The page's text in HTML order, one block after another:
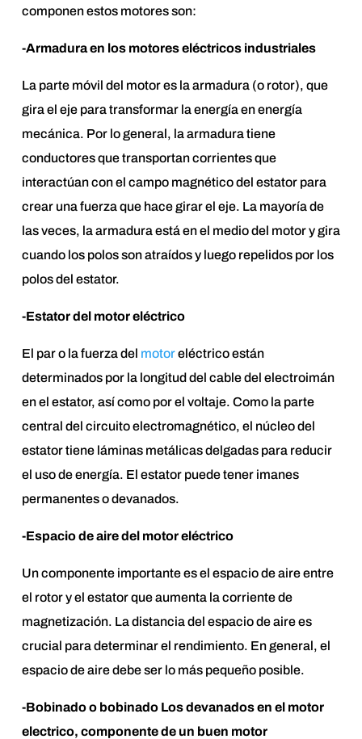
componen estos motores son:
-Armadura en los motores eléctricos industriales
La parte móvil del motor es la armadura (o rotor), que
gira el eje para transformar la energía en energía
mecánica. Por lo general, la armadura tiene
conductores que transportan corrientes que
interactúan con el campo magnético del estator para
crear una fuerza que hace girar el eje. La mayoría de
las veces, la armadura está en el medio del motor y gira
cuando los polos son atraídos y luego repelidos por los
polos del estator.
-Estator del motor eléctrico
El par o la fuerza del motoreléctrico están
determinados por la longitud del cable del electroimán
en el estator, así como por el voltaje. Como la parte
central del circuito electromagnético, el núcleo del
estator tiene láminas metálicas delgadas para reducir
el uso de energía. El estator puede tener imanes
permanentes o devanados.
-Espacio de aire del motor eléctrico
Un componente importante es el espacio de aire entre
el rotor y el estator que aumenta la corriente de
magnetización. La distancia del espacio de aire es
crucial para determinar el rendimiento. En general, el
espacio de aire debe ser lo más pequeño posible.
-Bobinado o bobinado Los devanados en el motor
electrico, componente de un buen motor